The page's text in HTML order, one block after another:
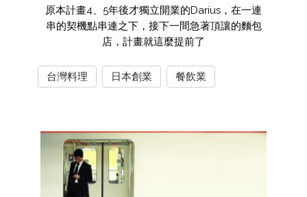
原本計畫4、5年後才獨立開業的Darius，在一連
串的契機點串連之下，接下一間急著頂讓的麵包
店，計畫就這麼提前了
台灣料理 日本創業 餐飲業